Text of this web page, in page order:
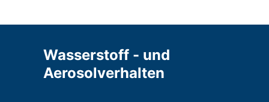
Wasserstoff - und
Aerosolverhalten